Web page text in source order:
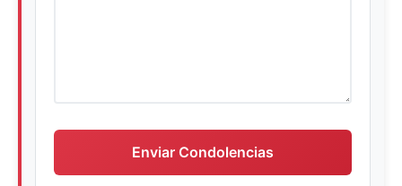
Enviar Condolencias